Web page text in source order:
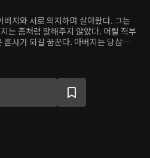
버지와 서로 의지하며 살아왔다. 그는
는 좀처럼 말해주지 않았다. 어릴 적부
사가 되길 꿈꾼다. 아버지는 당삼에게
모든 걸 알려주겠다고 약속한다. 당삼
해 옥소강의 지도를 받게 된다. 또한 첫
원에 데려가고, 두 소년 소녀는 다른
되기 위해 훈련에 매진한다.